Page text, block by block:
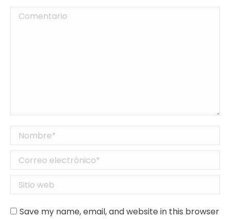
Comentario
Nombre *
Correo electrónico *
Sitio web
Save my name, email, and website in this browser